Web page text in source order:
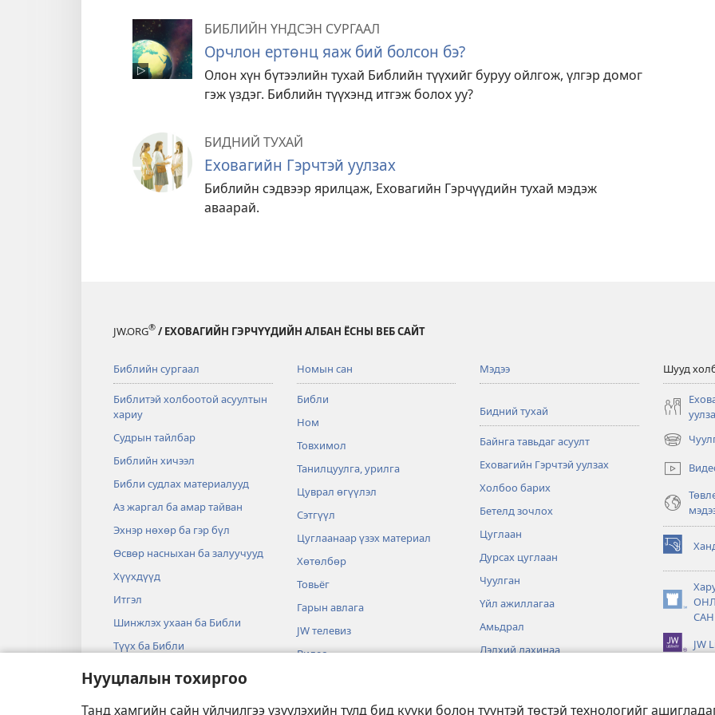
Нууцлалын тохиргоо
Танд хамгийн сайн үйлчилгээ үзүүлэхийн тулд бид күүки болон түүнтэй төстэй технологийг
БИБЛИЙН ҮНДСЭН СУРГААЛ
Орчлон ертөнц яаж бий болсон бэ?
Олон хүн бүтээлийн тухай Библийн түүхийг буруу ойлгож, үлгэр домог
гэж үздэг. Библийн түүхэнд итгэж болох уу?
БИДНИЙ ТУХАЙ
Еховагийн Гэрчтэй уулзах
Библийн сэдвээр ярилцаж, Еховагийн Гэрчүүдийн тухай мэдэж
аваарай.
JW.ORG® / ЕХОВАГИЙН ГЭРЧҮҮДИЙН АЛБАН ЁСНЫ ВЕБ САЙТ
Библийн сургаал
Библитэй холбоотой асуултын
хариу
Судрын тайлбар
Библийн хичээл
Библи судлах материалууд
Аз жаргал ба амар тайван
Эхнэр нөхөр ба гэр бүл
Өсвөр насныхан ба залуучууд
Хүүхдүүд
Итгэл
Шинжлэх ухаан ба Библи
Түүх ба Библи
Номын сан
Библи
Ном
Товхимол
Танилцуулга, урилга
Цуврал өгүүлэл
Сэтгүүл
Цуглаанаар үзэх материал
Хөтөлбөр
Товьёг
Гарын авлага
JW телевиз
Видео
Мэдээ
Бидний тухай
Байнга тавьдаг асуулт
Еховагийн Гэрчтэй уулзах
Холбоо барих
Бетелд зочлох
Цуглаан
Дурсах цуглаан
Чуулган
Үйл ажиллагаа
Амьдрал
Дэлхий дахинаа
Шууд
(opens
new
window)
(opens
new
window)
САН
(opens
window)JW